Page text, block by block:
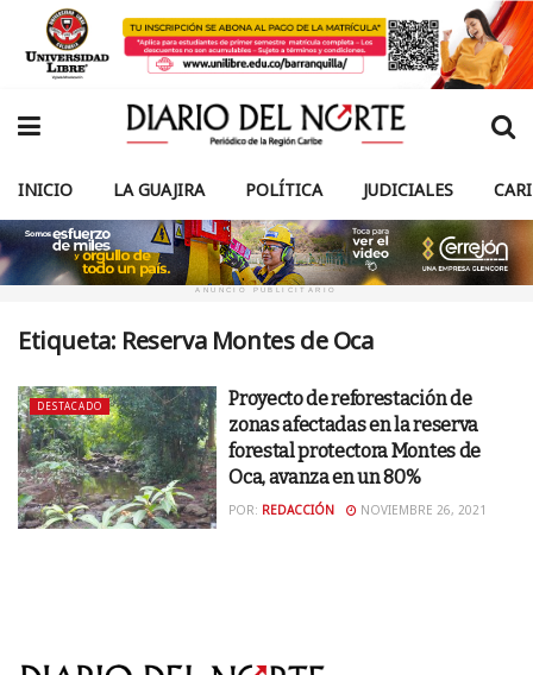
INICIO LA GUAJIRA POLÍTICA JUDICIALES
ANUNCIO PUBLICITARIO
Etiqueta: Reserva Montes de Oca
DESTACADO
Proyecto de reforestación de
zonas afectadas en la reserva
forestal protectora Montes de
Oca, avanza en un 80%
POR: REDACCIÓN NOVIEMBRE 26, 2021